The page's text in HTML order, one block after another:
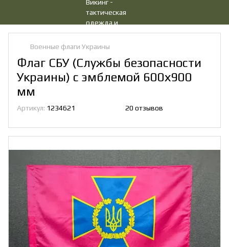
Военные флаги Украины
Флаг СБУ (Службы безопасности
Украины) с эмблемой 600х900
мм
Артикул: 1234621 20 отзывов